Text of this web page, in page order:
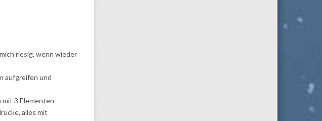
riesig, wenn wieder
aufgreifen und
mit 3 Elementen
alles mit